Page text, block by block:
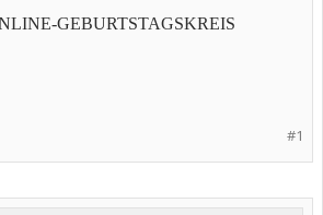
GEBURTSTAGSKREIS
#1